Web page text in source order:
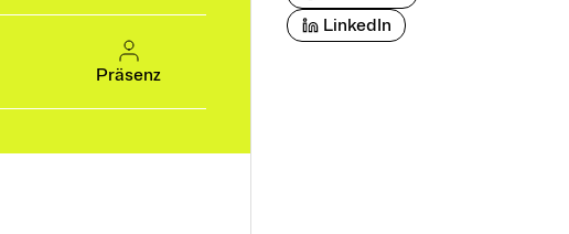
Präsenz
LinkedIn